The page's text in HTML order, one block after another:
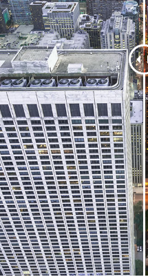
Сервіс ретуші товарів